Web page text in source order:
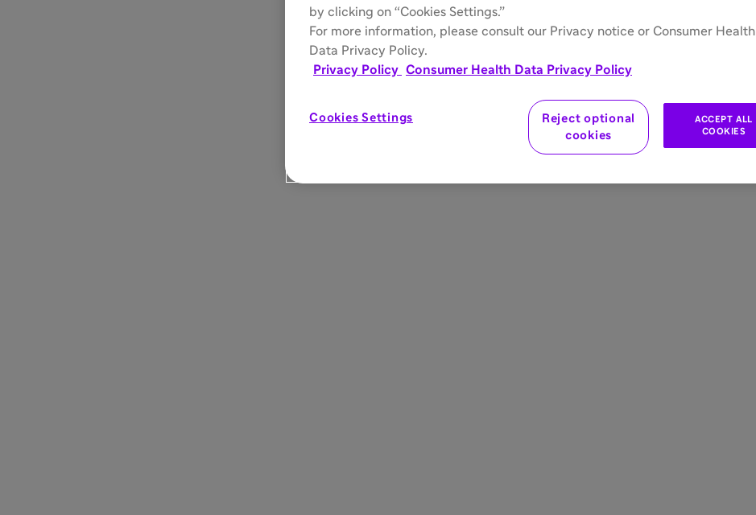
by clicking on “Cookies Settings.”
For more information, please consult our Privacy notice or Consumer Health
Data Privacy Policy.
Privacy Policy Consumer Health Data Privacy Policy
Cookies Settings
Reject optional
cookies
ACCEPT ALL
COOKIES